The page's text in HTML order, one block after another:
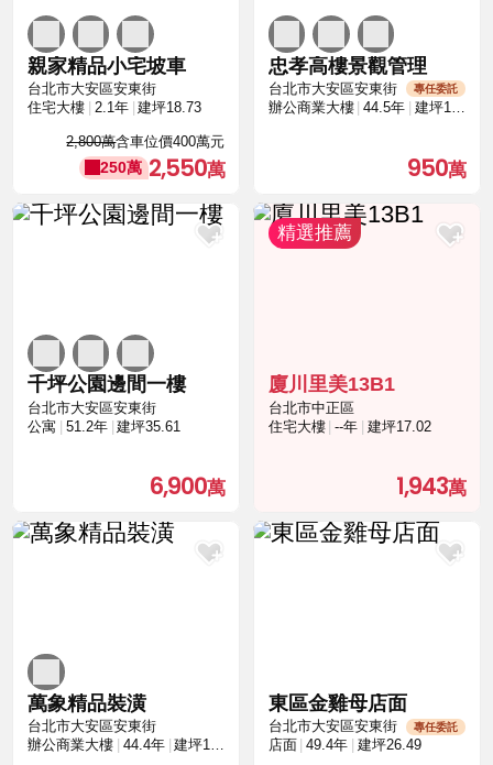
親家精品小宅坡車
台北市大安區安東街
住宅大樓
2.1年 建坪18.73
2,800萬含車位價400萬元
250萬 2,550
忠孝高樓景觀管理
台北市大安區安東街 專任委託
辦公商業大樓 44.5年 建坪10.81
950
千坪公園邊間一樓
台北市大安區安東街
公寓
51.2年 建坪35.61
6,900
廈川里美13B1
台北市中正區
住宅大樓
--年 建坪17.02
1,943
萬象精品裝潢
台北市大安區安東街
辦公商業大樓
44.4年 建坪14.98
東區金雞母店面
台北市大安區安東街 專任委託
店面 49.4年 建坪26.49